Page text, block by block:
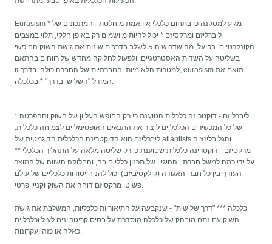
Eurasism מגיע למסקנה כי בתחום כלכלי אין אמת מוחלטת - המתכונים של *
ליברליזם ומרקסיזם * יכול להיות מיושמים רק באופן חלקי, תלוי במצבים
הקונקרטיים. בפועל, מה שדרוש הוא לשלב בדרכים שונות את גישת השוק החופשי
בשליטה על השדות האסטרטגיים, ולפעול לחלוקה מחדש של רווחים בהתאם
למטרות הלאומיות והחברתיות של החברה כולה. בדרך זו, eurasism תואם את
* ליברליזם - דוקטרינה כלכלית הטוענת כי רק החופש העליון של השוק וההפרטה
של ​​כל המכשירים הכלכליים ליצור את התנאים האופטימליים לצמיחה כלכלית.
ליברליזם הוא הדוקטרינה הכלכלית הדוגמטית של atlantists והגלובליזציה
** מרקסיזם - דוקטרינה כלכלית שטוענת כי רק שליטה מלאה על התהליך הכלכלי
על ידי כמה למשל חברתי, ההיגיון של תכנון כללי חובה, והחלוקה השווה של המוצר
העודף בין כל חברי האגודה (קולקטיביזם) יכול להניח יסודות כלכליים של עולם
כלכלה *** "דרך שלישית" - שנקבעה על התיאוריות כלכליות, המשלבת את גישת
השוק עם נתח מובהק של כלכלה מוסדרת על בסיס קריטריונים לעיל וכלכליים